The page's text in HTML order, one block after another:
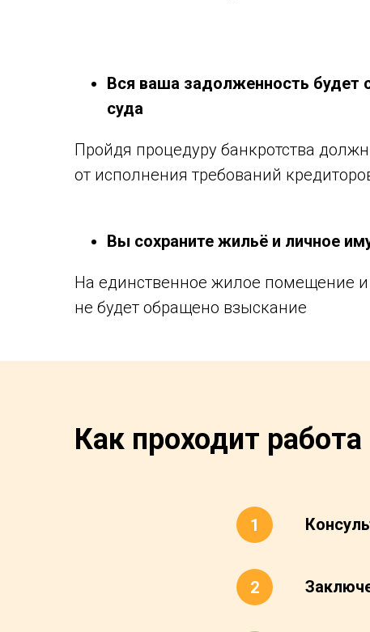
Вся ваша задолженность будет
суда
Пройдя процедуру банкротства
от исполнения требований
Вы сохраните жильё и личное
На единственное жилое помещение
не будет обращено взыскание
Как проходит работа